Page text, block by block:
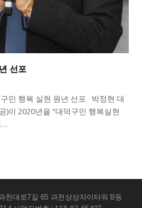
선포
민 행복 실현 원년 선포 박정현 대
)이 2020년을 “대덕구민 행복실현
…
대로7길 65 과천상상자이타워 B동